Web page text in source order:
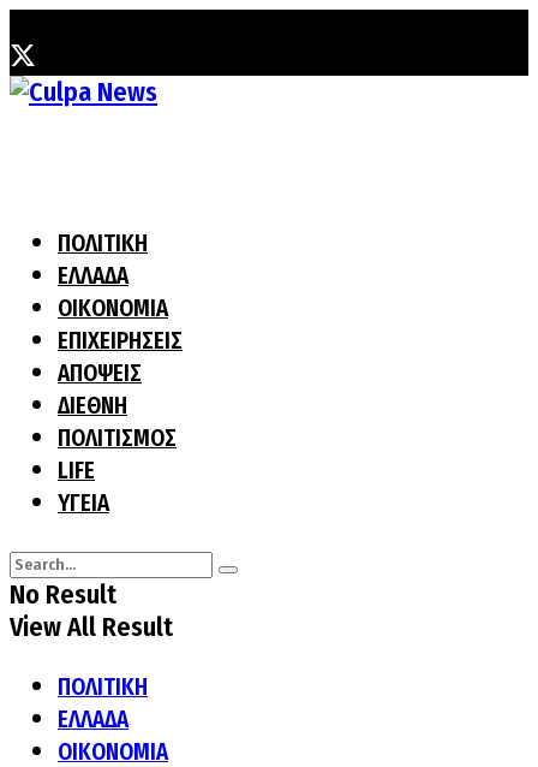
ΠΟΛΙΤΙΚΗ
ΕΛΛΑΔΑ
ΟΙΚΟΝΟΜΙΑ
ΕΠΙΧΕΙΡΗΣΕΙΣ
ΑΠΟΨΕΙΣ
ΔΙΕΘΝΗ
ΠΟΛΙΤΙΣΜΟΣ
LIFE
ΥΓΕΙΑ
No Result
View All Result
ΠΟΛΙΤΙΚΗ
ΕΛΛΑΔΑ
ΟΙΚΟΝΟΜΙΑ